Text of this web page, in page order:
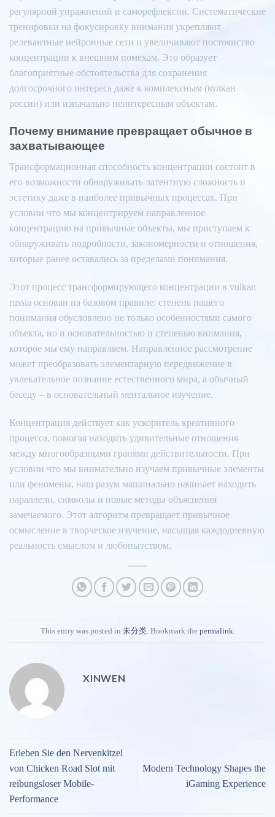
регулярной упражнений и саморефлексии. Систематические
тренировки на фокусировку внимания укрепляют
релевантные нейронные сети и увеличивают постоянство
концентрации к внешним помехам. Это образует
благоприятные обстоятельства для сохранения
долгосрочного интереса даже к комплексным (вулкан
россии) или изначально неинтересным объектам.
Почему внимание превращает обычное в
захватывающее
Трансформационная способность концентрации состоит в
его возможности обнаруживать латентную сложность и
эстетику даже в наиболее привычных процессах. При
условии что мы концентрируем направленное
концентрацию на привычные объекты, мы приступаем к
обнаруживать подробности, закономерности и отношения,
которые ранее оставались за пределами понимания.
Этот процесс трансформирующего концентрации в vulkan
russia основан на базовом правиле: степень нашего
понимания обусловлено не только особенностями самого
объекта, но и основательностью и степенью внимания,
которое мы ему направляем. Направленное рассмотрение
может преобразовать элементарную передвижение в
увлекательное познание естественного мира, а обычный
беседу – в основательный ментальное изучение.
Концентрация действует как ускоритель креативного
процесса, помогая находить удивительные отношения
между многообразными гранями действительности. При
условии что мы внимательно изучаем привычные элементы
или феномены, наш разум машинально начинает находить
параллели, символы и новые методы объяснения
замечаемого. Этот алгоритм превращает привычное
осмысление в творческое изучение, насыщая каждодневную
реальность смыслом и любопытством.
This entry was posted in 未分类. Bookmark the permalink.
XINWEN
Erleben Sie den Nervenkitzel
von Chicken Road Slot mit
reibungsloser Mobile-
Performance
Modern Technology Shapes the
iGaming Experience